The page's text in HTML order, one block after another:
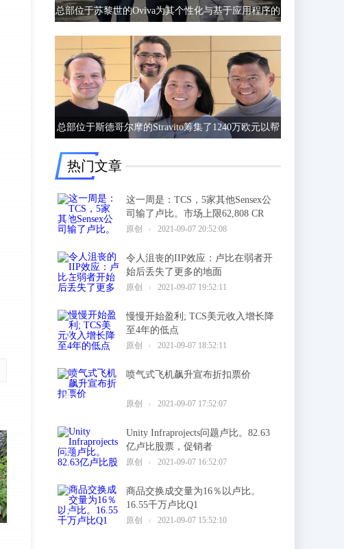
总部位于苏黎世的Oviva为其个性化与基于应用程序的
总部位于斯德哥尔摩的Stravito筹集了1240万欧元以帮
热门文章
这一周是：TCS，5家其他Sensex公
司输了卢比。市场上限62,808 CR
原创 2021-09-07 20:52:08
1
令人沮丧的IIP效应：卢比在弱者开
始后丢失了更多的地面
原创 2021-09-07 19:52:11
2
慢慢开始盈利; TCS美元收入增长降
至4年的低点
原创 2021-09-07 18:52:11
3
喷气式飞机飙升宣布折扣票价
原创 2021-09-07 17:52:07
4
Unity Infraprojects问题卢比。82.63
亿卢比股票，促销者
原创 2021-09-07 16:52:07
5
商品交换成交量为16％以卢比。
16.55千万卢比Q1
原创 2021-09-07 15:52:10
6